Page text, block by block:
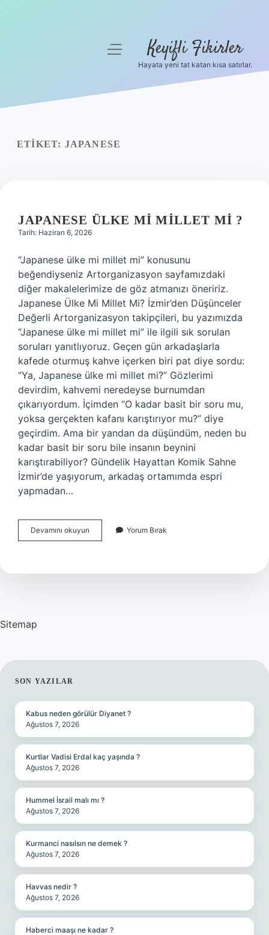
Yasal Uyarı
menüyü
Keyifli Fikirler
Hayata yeni tat katan kısa satırlar.
ETIKET: JAPANESE
JAPANESE ÜLKE MI MILLET MI ?
Tarih: Haziran 6, 2026
“Japanese ülke mi millet mi” konusunu
beğendiyseniz Artorganizasyon sayfamızdaki
diğer makalelerimize de göz atmanızı öneririz.
Japanese Ülke Mi Millet Mi? İzmir’den Düşünceler
Değerli Artorganizasyon takipçileri, bu yazımızda
“Japanese ülke mi millet mi” ile ilgili sık sorulan
soruları yanıtlıyoruz. Geçen gün arkadaşlarla
kafede oturmuş kahve içerken biri pat diye sordu:
“Ya, Japanese ülke mi millet mi?” Gözlerimi
devirdim, kahvemi neredeyse burnumdan
çıkarıyordum. İçimden “O kadar basit bir soru mu,
yoksa gerçekten kafanı karıştırıyor mu?” diye
geçirdim. Ama bir yandan da düşündüm, neden bu
kadar basit bir soru bile insanın beynini
karıştırabiliyor? Gündelik Hayattan Komik Sahne
İzmir’de yaşıyorum, arkadaş ortamımda espri
yapmadan…
Devamını okuyun Japanese
ülke
mi
Yorum Bırak
Sitemap
SIDEBAR
SON YAZILAR
Kabus neden görülür Diyanet ?
Ağustos 7, 2026
Kurtlar Vadisi Erdal kaç yaşında ?
Ağustos 7, 2026
Hummel İsrail malı mı ?
Ağustos 7, 2026
Kurmanci nasılsın ne demek ?
Ağustos 7, 2026
Havvas nedir ?
Ağustos 7, 2026
Haberci maaşı ne kadar ?